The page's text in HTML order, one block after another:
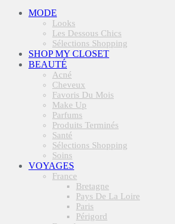
MODE
Looks
Les Dessous Chics
Sélections Shopping
SHOP MY CLOSET
BEAUTÉ
Acné
Cheveux
Favoris Du Mois
Make Up
Parfums
Produits Terminés
Santé
Sélections Shopping
Soins
VOYAGES
France
Bretagne
Pays De La Loire
Paris
Périgord